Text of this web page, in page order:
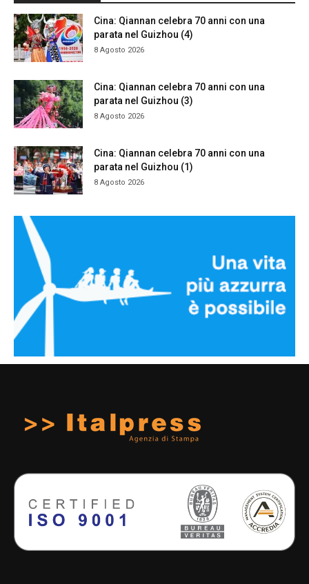
Cina: Qiannan celebra 70 anni con una
parata nel Guizhou (4)
8 Agosto 2026
Cina: Qiannan celebra 70 anni con una
parata nel Guizhou (3)
8 Agosto 2026
Cina: Qiannan celebra 70 anni con una
parata nel Guizhou (1)
8 Agosto 2026